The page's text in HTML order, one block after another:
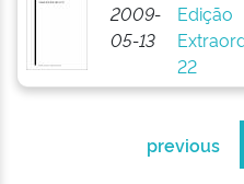
2009-
05-13
Edição
22
previous